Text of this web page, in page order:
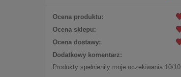
Ocena produktu:
Ocena sklepu:
Ocena dostawy:
Dodatkowy komentarz:
Produkty spełnienily moje oczekiwania 10/10